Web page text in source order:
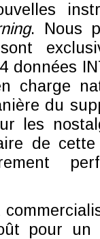
. Nous
données
charge
du
les
de
pour un